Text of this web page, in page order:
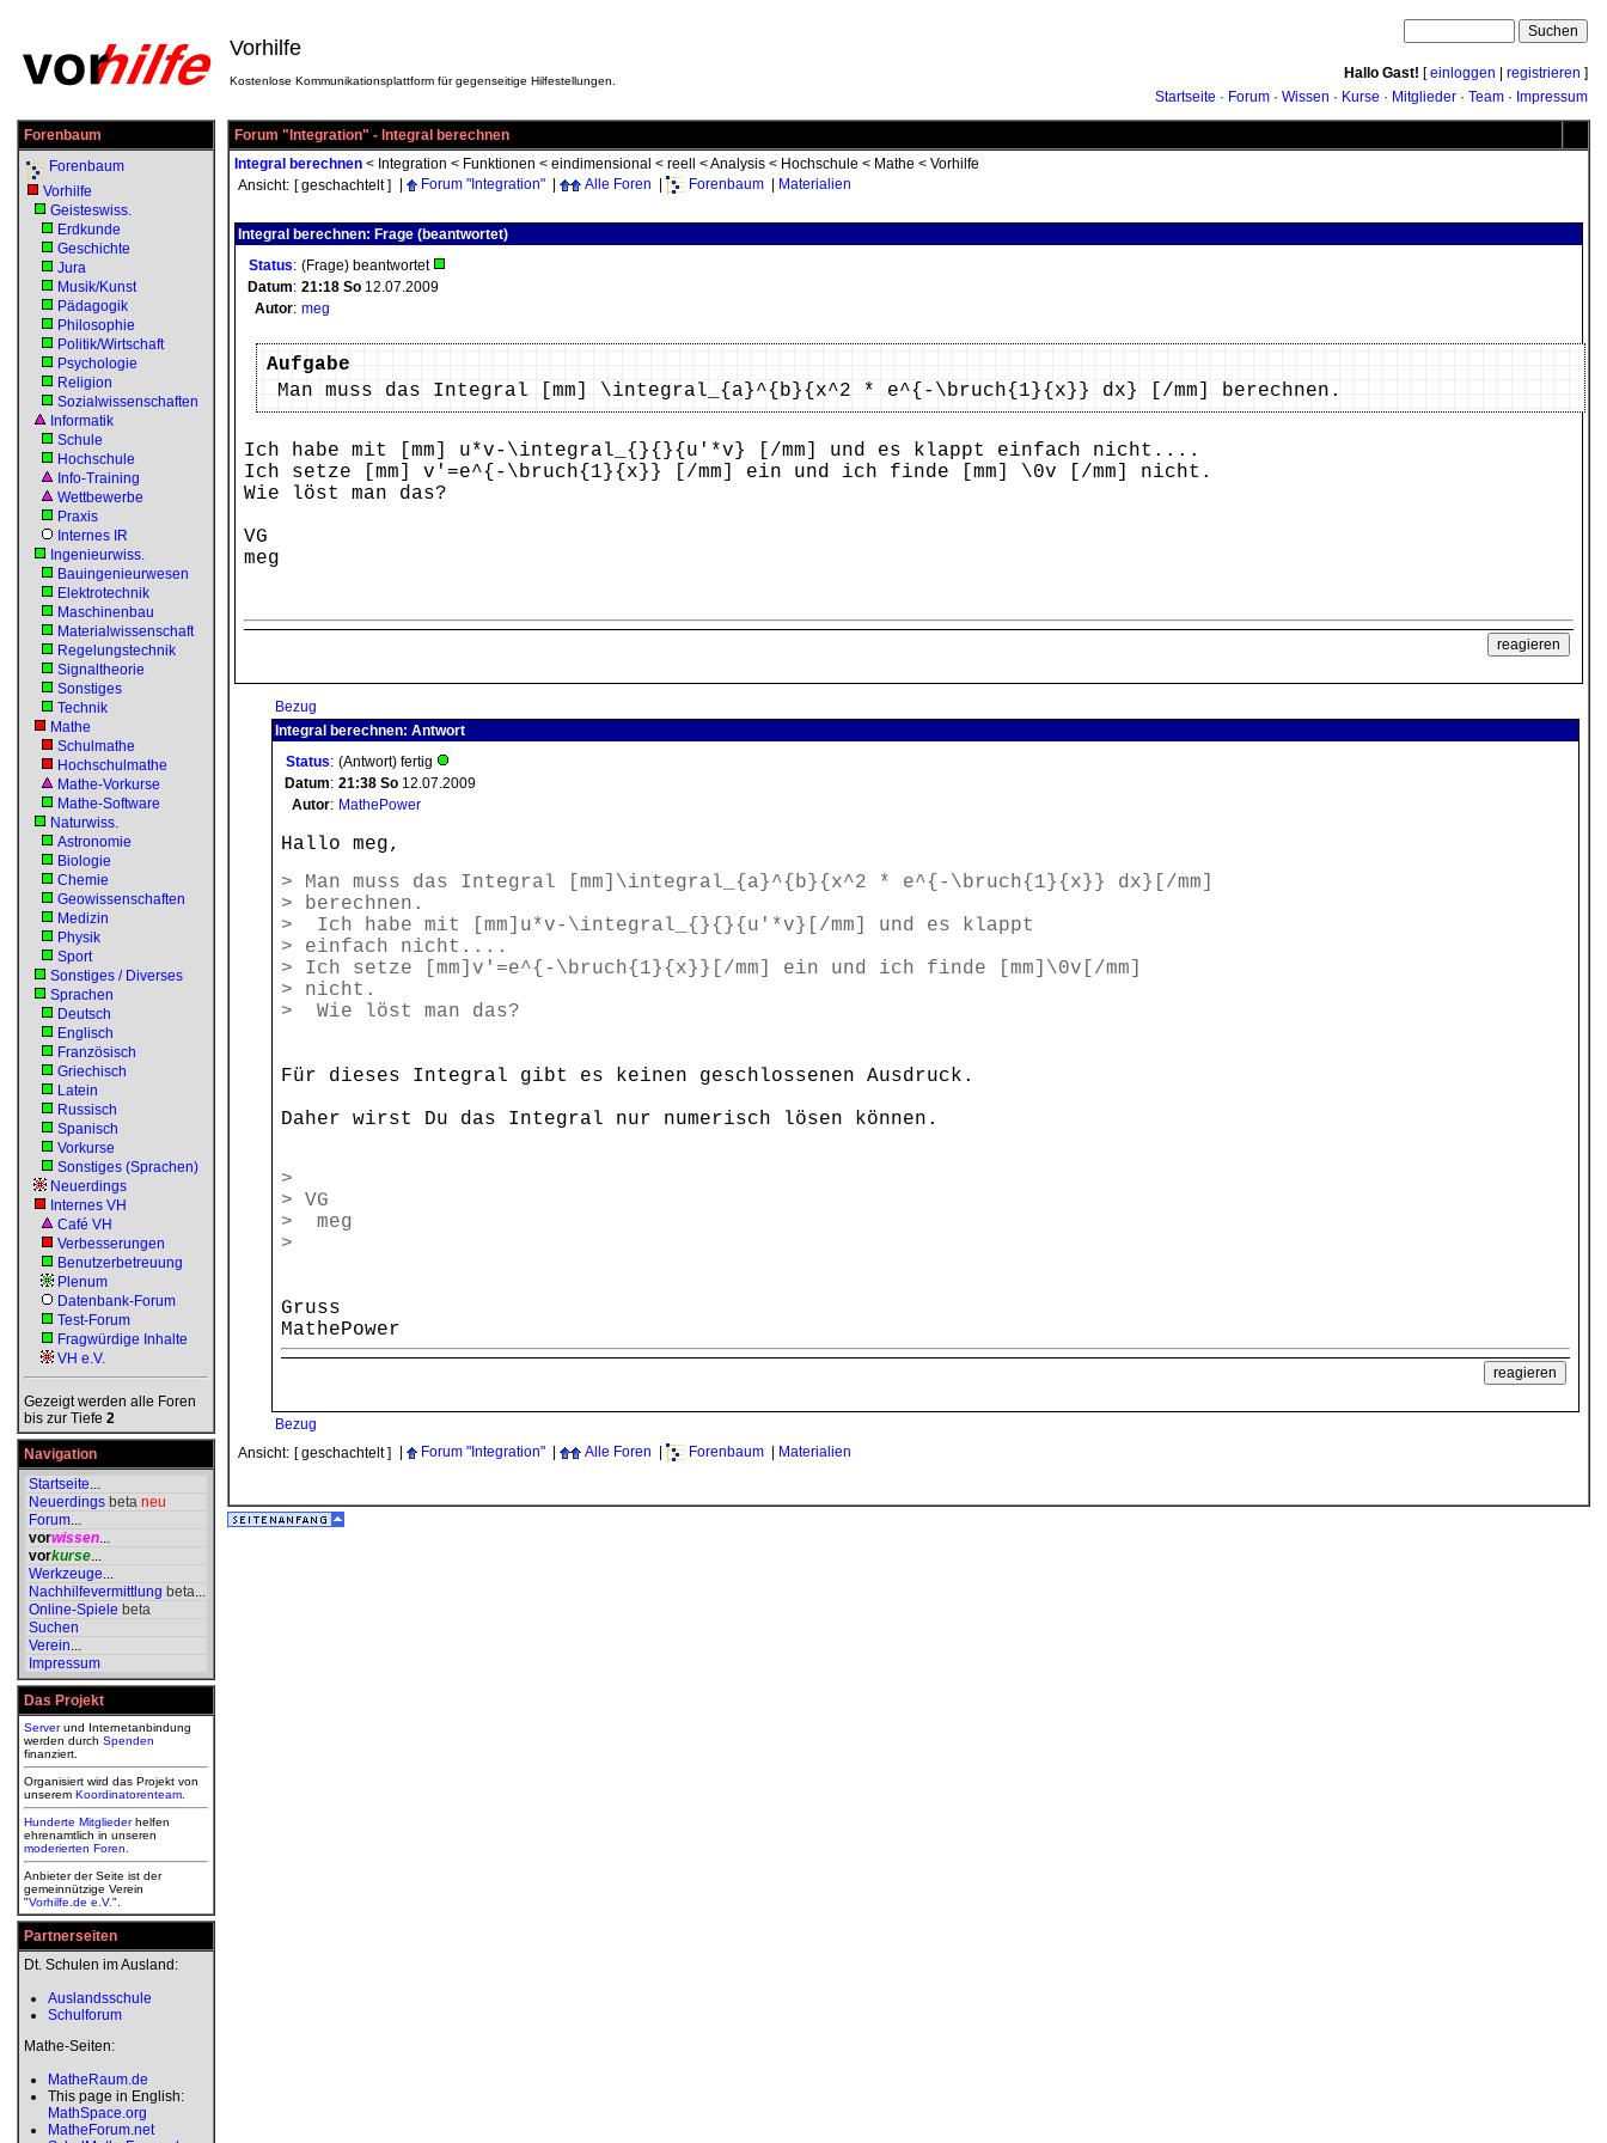
Vorhilfe
Kostenlose Kommunikationsplattform für gegenseitige Hilfestellungen. Hallo Gast! [einloggen registrieren ]
Startseite · Forum · Wissen · Kurse · Mitglieder · Team · Impressum
Forenbaum
Forenbaum
Vorhilfe
Geisteswiss.
Erdkunde
Geschichte
Jura
Musik/Kunst
Pädagogik
Philosophie
Politik/Wirtschaft
Psychologie
Religion
Sozialwissenschaften
Informatik
Schule
Hochschule
Info-Training
Wettbewerbe
Praxis
Internes IR
Ingenieurwiss.
Bauingenieurwesen
Elektrotechnik
Maschinenbau
Materialwissenschaft
Regelungstechnik
Signaltheorie
Sonstiges
Technik
Mathe
Schulmathe
Hochschulmathe
Mathe-Vorkurse
Mathe-Software
Naturwiss.
Astronomie
Biologie
Chemie
Geowissenschaften
Medizin
Physik
Sport
Sonstiges / Diverses
Sprachen
Deutsch
Englisch
Französisch
Griechisch
Latein
Russisch
Spanisch
Vorkurse
Sonstiges (Sprachen)
Neuerdings
Internes VH
Café VH
Verbesserungen
Benutzerbetreuung
Plenum
Datenbank-Forum
Test-Forum
Fragwürdige Inhalte
VH e.V.
Gezeigt werden alle Foren
bis zur Tiefe 2
Navigation
Startseite...
Neuerdings beta neu
Forum...
vorwissen...
vorkurse...
Werkzeuge...
Nachhilfevermittlung beta...
Online-Spiele beta
Suchen
Verein...
Impressum
Das Projekt
Serverund Internetanbindung
werden durch Spenden
finanziert.
Organisiert wird das Projekt von
unserem Koordinatorenteam
Hunderte Mitgliederhelfen
ehrenamtlich in unseren
moderierten Foren
Anbieter der Seite ist der
gemeinnützige Verein
"Vorhilfe.de e.V.".
Partnerseiten
Dt. Schulen im Ausland:
Auslandsschule
Schulforum
Mathe-Seiten:
MatheRaum.de
This page in English:
MathSpace.org
MatheForum.net
Forum "Integration" - Integral berechnen
Integral berechnen < Integration < Funktionen < eindimensional < reell <Analysis < Hochschule < Mathe < Vorhilfe
Ansicht: [ geschachtelt ] Forum "Integration" Alle Foren Forenbaum Materialien
Integral berechnen: Frage (beantwortet)
Status: (Frage) beantwortet
Datum: 21:18 So 12.07.2009
Autor: meg
Aufgabe
Man muss das Integral [mm] \integral_{a}^{b}{x^2 * e^{-\bruch{1}{x}} dx} [/mm] berechnen.
Ich habe mit [mm] u*v-\integral_{}{}{u'*v} [/mm] und es klappt einfach nicht....
Ich setze [mm] v'=e^{-\bruch{1}{x}} [/mm] ein und ich finde [mm] \0v [/mm] nicht.
Wie löst man das?
VG
meg
Bezug
Integral berechnen: Antwort
Status: (Antwort) fertig
Datum: 21:38 So 12.07.2009
Autor: MathePower
Hallo meg,
> Man muss das Integral [mm]\integral_{a}^{b}{x^2 * e^{-\bruch{1}{x}} dx}[/mm]
> berechnen.
> Ich habe mit [mm]u*v-\integral_{}{}{u'*v}[/mm] und es klappt
> einfach nicht....
> Ich setze [mm]v'=e^{-\bruch{1}{x}}[/mm] ein und ich finde [mm]\0v[/mm]
> nicht.
> Wie löst man das?
Für dieses Integral gibt es keinen geschlossenen Ausdruck.
Daher wirst Du das Integral nur numerisch lösen können.
>
> VG
> meg
>
Gruss
MathePower
Bezug
Ansicht: [ geschachtelt ] Forum "Integration" Alle Foren Forenbaum Materialien